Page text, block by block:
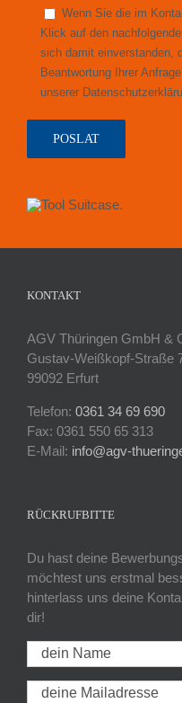
Wenn Sie die im
Klick auf den
sich damit einverstanden,
Beantwortung Ihrer
unserer
KONTAKT
AGV Thüringen GmbH &
Gustav-Weißkopf-Straße
99092 Erfurt
Telefon: 0361 34 69 690
Fax: 0361 550 65 313
E-Mail: info@agv-
RÜCKRUFBITTE
Du hast deine
möchtest uns erstmal
hinterlass uns deine
dir!